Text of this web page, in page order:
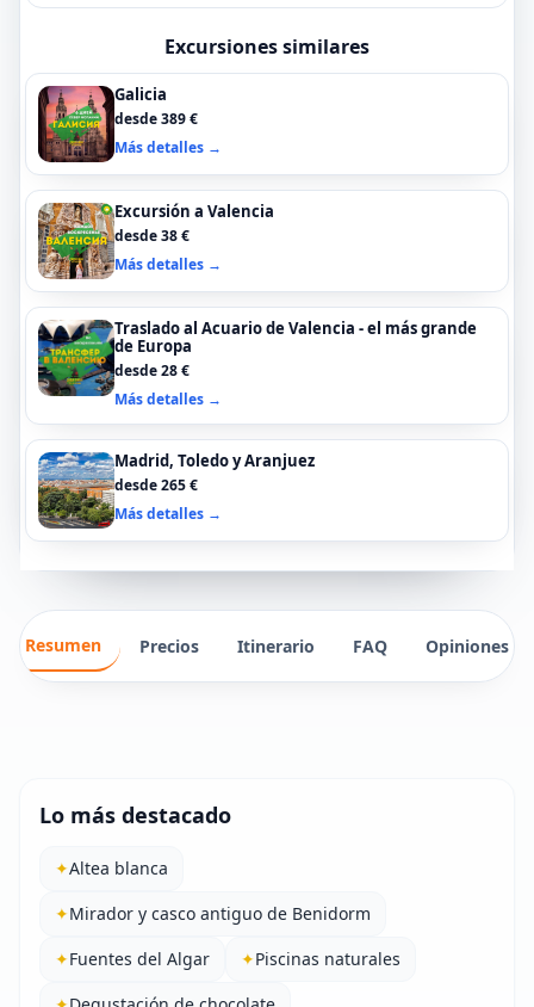
Excursiones similares
Galicia
desde 389 €
Más detalles →
Excursión a Valencia
desde 38 €
Más detalles →
Traslado al Acuario de Valencia - el más grande
de Europa
desde 28 €
Más detalles →
Madrid, Toledo y Aranjuez
desde 265 €
Más detalles →
Resumen Precios Itinerario FAQ Opiniones
Lo más destacado
✦Altea blanca
✦Mirador y casco antiguo de Benidorm
✦Fuentes del Algar ✦Piscinas naturales